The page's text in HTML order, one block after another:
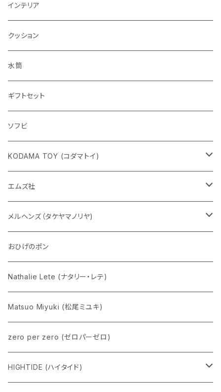
インテリア
クッション
水筒
ギフトセット
ソフビ
KODAMA TOY (コダマトイ)
チャーミーちゃん
五型動物
Eddie パンダ
エムズ社
デコちゃん
クマちゃん
メルヘンズ（タケヤマノリヤ)
ケロペチーノ
おひげのポン
Nathalie Lete (ナタリー・レテ)
Matsuo Miyuki (松尾ミユキ)
zero per zero (ゼロパーゼロ)
HIGHTIDE (ハイタイド)